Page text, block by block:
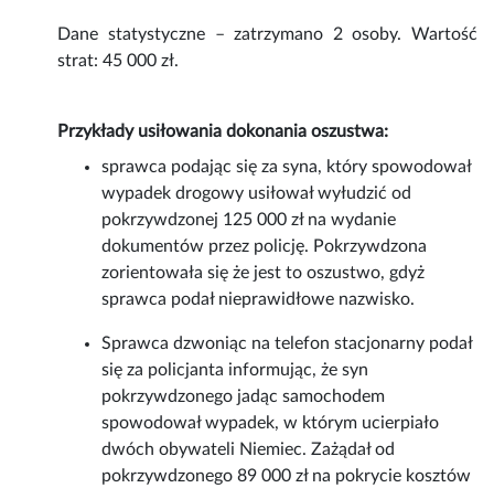
Dane statystyczne – zatrzymano 2 osoby. Wartość
strat: 45 000 zł.
Przykłady usiłowania dokonania oszustwa:
sprawca podając się za syna, który spowodował
wypadek drogowy usiłował wyłudzić od
pokrzywdzonej 125 000 zł na wydanie
dokumentów przez policję. Pokrzywdzona
zorientowała się że jest to oszustwo, gdyż
sprawca podał nieprawidłowe nazwisko.
Sprawca dzwoniąc na telefon stacjonarny podał
się za policjanta informując, że syn
pokrzywdzonego jadąc samochodem
spowodował wypadek, w którym ucierpiało
dwóch obywateli Niemiec. Zażądał od
pokrzywdzonego 89 000 zł na pokrycie kosztów